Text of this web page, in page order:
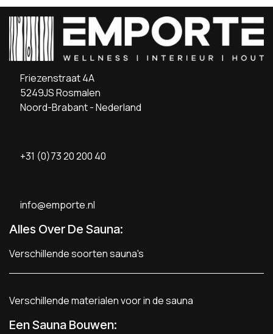
Friezenstraat 4A
5249JS Rosmalen
Noord-Brabant - Nederland
+31 (0)73 20 200 40
info@emporte.nl
Alles Over De Sauna:
Verschillende soorten sauna's
Verschillende materialen voor in de sauna
Een Sauna Bouwen: